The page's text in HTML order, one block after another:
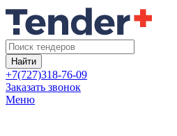
Найти
+7(727)318-76-09
Заказать звонок
Меню